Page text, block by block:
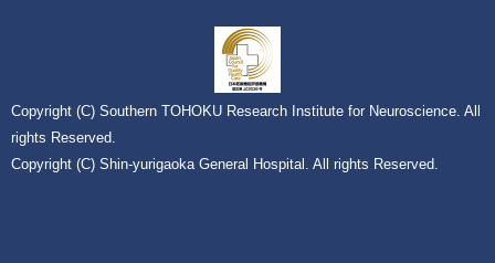
Copyright (C) Southern TOHOKU Research Institute for Neuroscience. All
rights Reserved.
Copyright (C) Shin-yurigaoka General Hospital. All rights Reserved.